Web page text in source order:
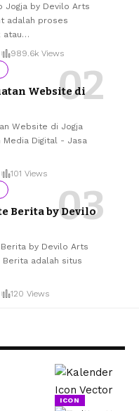
Jogja by Devilo Arts
adalah proses
atau…
989.6k Views
Website di
Website di Jogja
Media Digital - Jasa
101 Views
Berita by Devilo
by Devilo Arts
Berita adalah situs
120 Views
ICON